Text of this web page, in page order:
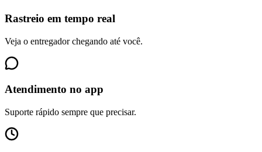
Rastreio em tempo real
Veja o entregador chegando até você.
Atendimento no app
Suporte rápido sempre que precisar.